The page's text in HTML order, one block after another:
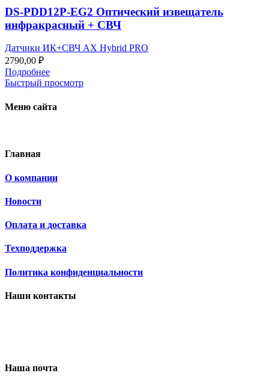
DS-PDD12P-EG2 Оптический извещатель
инфракрасный + СВЧ
Датчики ИК+СВЧ AX Hybrid PRO
2790,00 ₽
Подробнее
Быстрый просмотр
Меню сайта
Главная
О компании
Новости
Оплата и доставка
Техподдержка
Политика конфиденциальности
Наши контакты
Наша почта